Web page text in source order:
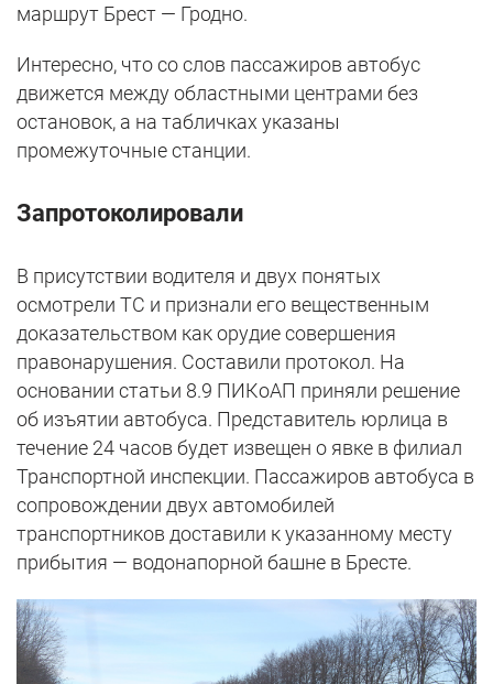
маршрут Брест — Гродно.
Интересно, что со слов пассажиров автобус
движется между областными центрами без
остановок, а на табличках указаны
промежуточные станции.
Запротоколировали
В присутствии водителя и двух понятых
осмотрели ТС и признали его вещественным
доказательством как орудие совершения
правонарушения. Составили протокол. На
основании статьи 8.9 ПИКоАП приняли решение
об изъятии автобуса. Представитель юрлица в
течение 24 часов будет извещен о явке в филиал
Транспортной инспекции. Пассажиров автобуса в
сопровождении двух автомобилей
транспортников доставили к указанному месту
прибытия — водонапорной башне в Бресте.